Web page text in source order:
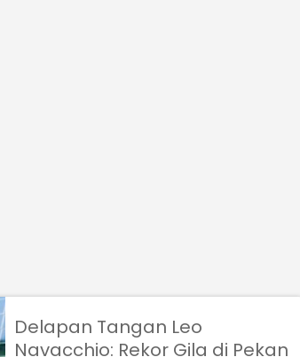
Delapan Tangan Leo
Navacchio: Rekor Gila di Pekan